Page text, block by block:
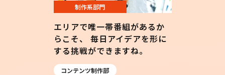
制作系部門
エリアで唯一帯番組があるか
らこそ、 毎日アイデアを形に
する挑戦ができますね。
コンテンツ制作部